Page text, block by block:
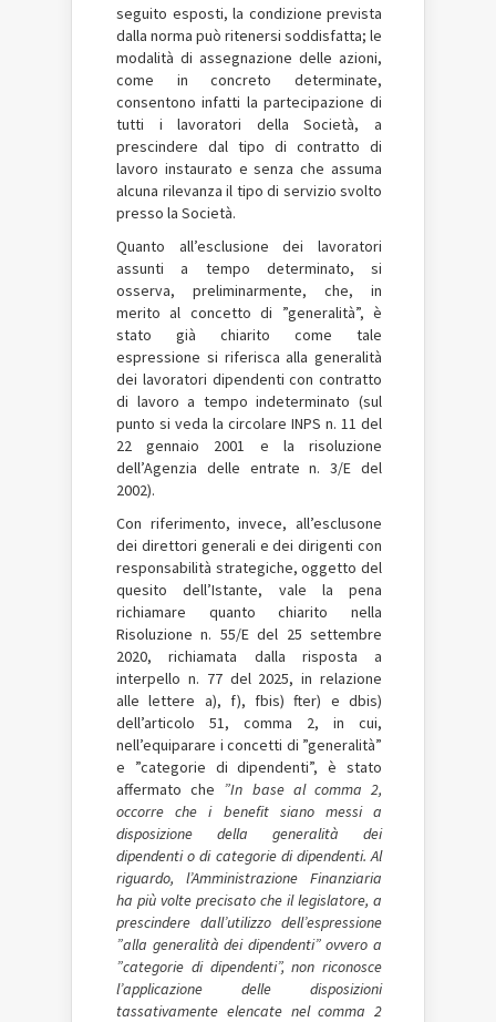
seguito esposti, la condizione prevista
dalla norma può ritenersi soddisfatta; le
modalità di assegnazione delle azioni,
come in concreto determinate,
consentono infatti la partecipazione di
tutti i lavoratori della Società, a
prescindere dal tipo di contratto di
lavoro instaurato e senza che assuma
alcuna rilevanza il tipo di servizio svolto
presso la Società.
Quanto all’esclusione dei lavoratori
assunti a tempo determinato, si
osserva, preliminarmente, che, in
merito al concetto di ”generalità”, è
stato già chiarito come tale
espressione si riferisca alla generalità
dei lavoratori dipendenti con contratto
di lavoro a tempo indeterminato (sul
punto si veda la circolare INPS n. 11 del
22 gennaio 2001 e la risoluzione
dell’Agenzia delle entrate n. 3/E del
2002).
Con riferimento, invece, all’esclusone
dei direttori generali e dei dirigenti con
responsabilità strategiche, oggetto del
quesito dell’Istante, vale la pena
richiamare quanto chiarito nella
Risoluzione n. 55/E del 25 settembre
2020, richiamata dalla risposta a
interpello n. 77 del 2025, in relazione
alle lettere a), f), f­bis) f­ter) e d­bis)
dell’articolo 51, comma 2, in cui,
nell’equiparare i concetti di ”generalità”
e ”categorie di dipendenti”, è stato
affermato che ”In base al comma 2,
occorre che i benefit siano messi a
disposizione della generalità dei
dipendenti o di categorie di dipendenti. Al
riguardo, l’Amministrazione Finanziaria
ha più volte precisato che il legislatore, a
prescindere dall’utilizzo dell’espressione
”alla generalità dei dipendenti” ovvero a
”categorie di dipendenti”, non riconosce
l’applicazione delle disposizioni
tassativamente elencate nel comma 2